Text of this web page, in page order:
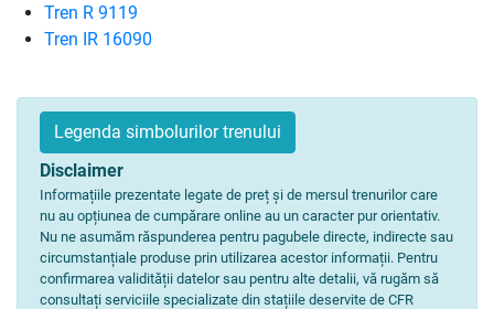
Tren R 9119
Tren IR 16090
Legenda simbolurilor trenului
Disclaimer
Informațiile prezentate legate de preț și de mersul trenurilor care
nu au opțiunea de cumpărare online au un caracter pur orientativ.
Nu ne asumăm răspunderea pentru pagubele directe, indirecte sau
circumstanțiale produse prin utilizarea acestor informații. Pentru
confirmarea validității datelor sau pentru alte detalii, vă rugăm să
consultați serviciile specializate din stațiile deservite de CFR